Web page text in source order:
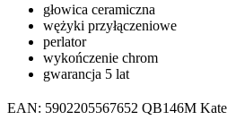
głowica ceramiczna
wężyki przyłączeniowe
perlator
wykończenie chrom
gwarancja 5 lat
EAN: 5902205567652 QB146M